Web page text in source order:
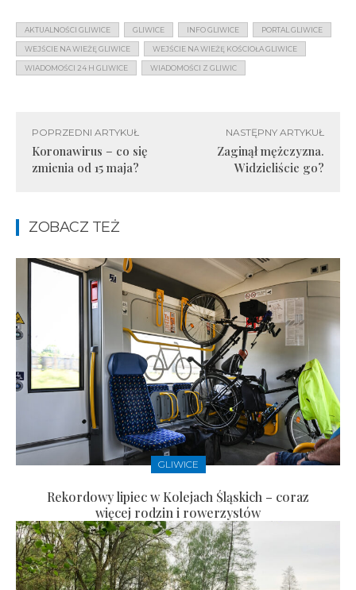
AKTUALNOŚCI GLIWICE GLIWICE INFO GLIWICE PORTAL GLIWICE
WEJŚCIE NA WIEŻĘ GLIWICE WEJŚCIE NA WIEŻĘ KOŚCIOŁA GLIWICE
WIADOMOŚCI 24 H GLIWICE WIADOMOŚCI Z GLIWIC
POPRZEDNI ARTYKUŁ
Koronawirus – co się
zmienia od 15 maja?
NASTĘPNY ARTYKUŁ
Zaginął mężczyzna.
Widzieliście go?
ZOBACZ TEŻ
GLIWICE
Rekordowy lipiec w Kolejach Śląskich – coraz
więcej rodzin i rowerzystów